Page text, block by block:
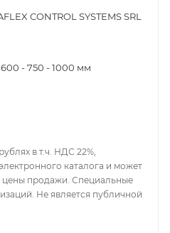
CONTROL SYSTEMS SRL
600 - 750 - 1000 мм
в т.ч. НДС 22%,
каталога и может
цены продажи. Специальные
Не является публичной